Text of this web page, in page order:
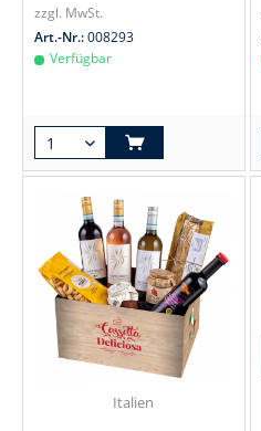
zzgl. MwSt.
Art.-Nr.:008293
Verfügbar
Italien